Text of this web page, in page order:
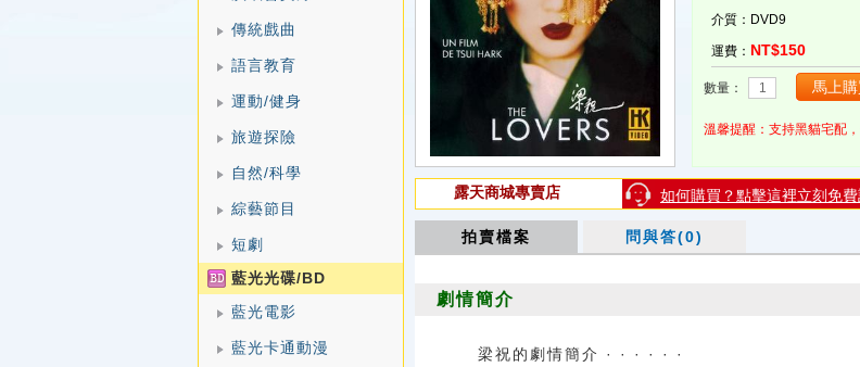
傳統戲曲
語言教育
運動/健身
旅遊探險
自然/科學
綜藝節目
短劇
藍光光碟/BD
藍光電影
藍光卡通動漫
介質：DVD9
運費： NT$150
數量：
溫馨提醒：支持黑貓宅配
如何購買？點擊這裡立刻免費
露天商城專賣店
拍賣檔案 問與答(0)
劇情簡介
梁祝的劇情簡介 · · · · · ·